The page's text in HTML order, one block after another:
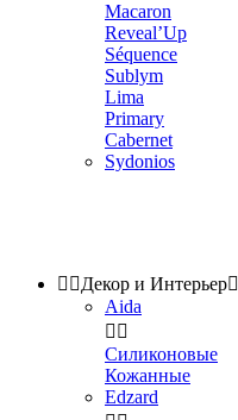
Macaron
Reveal’Up
Séquence
Sublym
Lima
Primary
Cabernet
Sydonios
 Декор и Интерьер
Aida
 
Силиконовые
Кожанные
Edzard